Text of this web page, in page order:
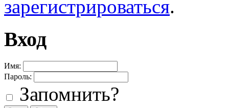
зарегистрироваться.
Вход
Имя:
Пароль:
Запомнить?